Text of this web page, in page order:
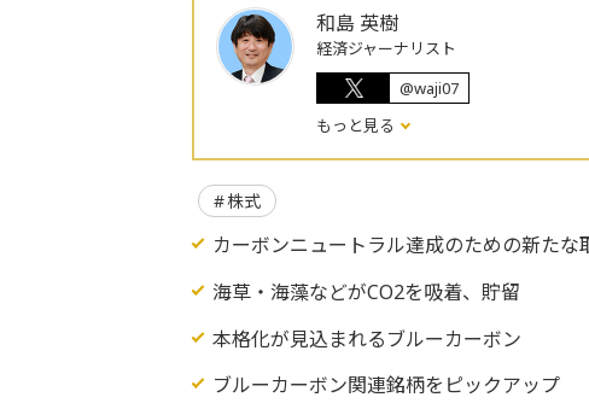
和島 英樹
経済ジャーナリスト
@waji07
もっと見る
株式
カーボンニュートラル達成のための新たな
海草・海藻などがCO2を吸着、貯留
本格化が見込まれるブルーカーボン
ブルーカーボン関連銘柄をピックアップ